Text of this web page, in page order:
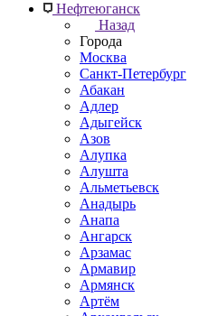
Нефтеюганск
Назад
Города
Москва
Санкт-Петербург
Абакан
Адлер
Адыгейск
Азов
Алупка
Алушта
Альметьевск
Анадырь
Анапа
Ангарск
Арзамас
Армавир
Армянск
Артём